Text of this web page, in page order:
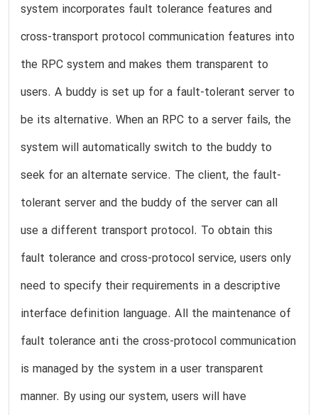
system incorporates fault tolerance features and
cross-transport protocol communication features into
the RPC system and makes them transparent to
users. A buddy is set up for a fault-tolerant server to
be its alternative. When an RPC to a server fails, the
system will automatically switch to the buddy to
seek for an alternate service. The client, the fault-
tolerant server and the buddy of the server can all
use a different transport protocol. To obtain this
fault tolerance and cross-protocol service, users only
need to specify their requirements in a descriptive
interface definition language. All the maintenance of
fault tolerance anti the cross-protocol communication
is managed by the system in a user transparent
manner. By using our system, users will have